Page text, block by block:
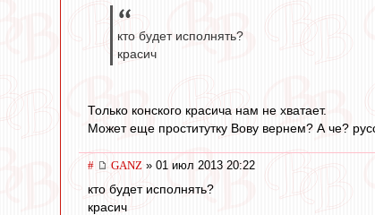
кто будет исполнять?
красич
Только конского красича нам не хватает.
Может еще проститутку Вову вернем? А че?
# GANZ » 01 июл 2013 20:22
кто будет исполнять?
красич